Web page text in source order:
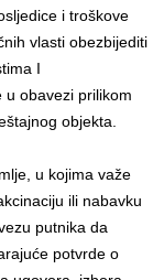
i troškove
vlasti obezbijediti
I
u obavezi prilikom
objekta.
u kojima važe
ili nabavku
putnika da
potvrde o